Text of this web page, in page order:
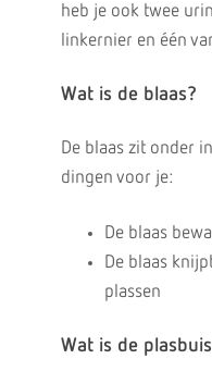
heb je ook twee
linkernier en één
Wat is de blaas?
De blaas zit onder
dingen voor je:
De blaas
De blaas
plassen
Wat is de